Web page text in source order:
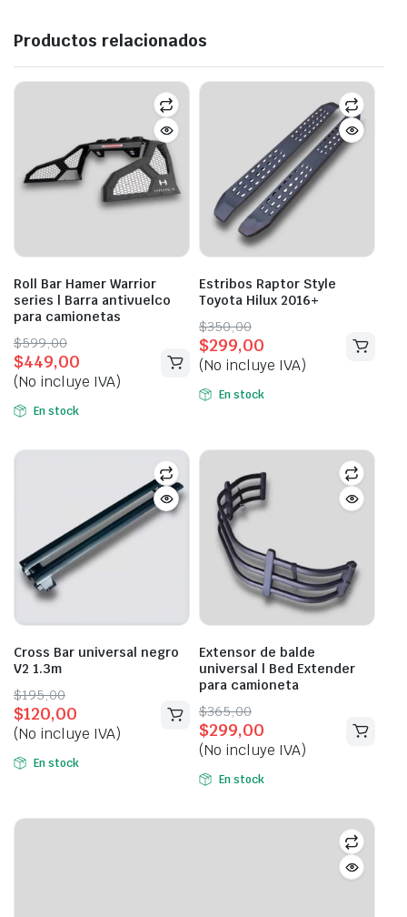
Productos relacionados
Roll Bar Hamer Warrior
series | Barra antivuelco
para camionetas
$599,00
Original
price
was:
$599,00.
$449,00
Current
price
is:
$449,00.
(No incluye IVA)
En stock
Estribos Raptor Style
Toyota Hilux 2016+
$350,00
Original
price
was:
$350,00.
$299,00
Current
price
is:
$299,00.
(No incluye IVA)
En stock
Cross Bar universal negro
V2 1.3m
$195,00
Original
price
was:
$195,00.
$120,00
Current
price
is:
$120,00.
(No incluye IVA)
En stock
Extensor de balde
universal | Bed Extender
para camioneta
$365,00
Original
price
was:
$365,00.
$299,00
Current
price
is:
$299,00.
(No incluye IVA)
En stock